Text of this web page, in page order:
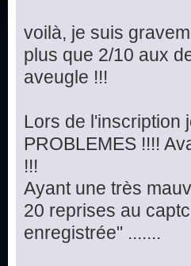
voilà, je suis
plus que 2/10 aux
aveugle !!!
Lors de l'inscription
PROBLEMES !!!!
!!!
Ayant une très
20 reprises au
enregistrée" .......